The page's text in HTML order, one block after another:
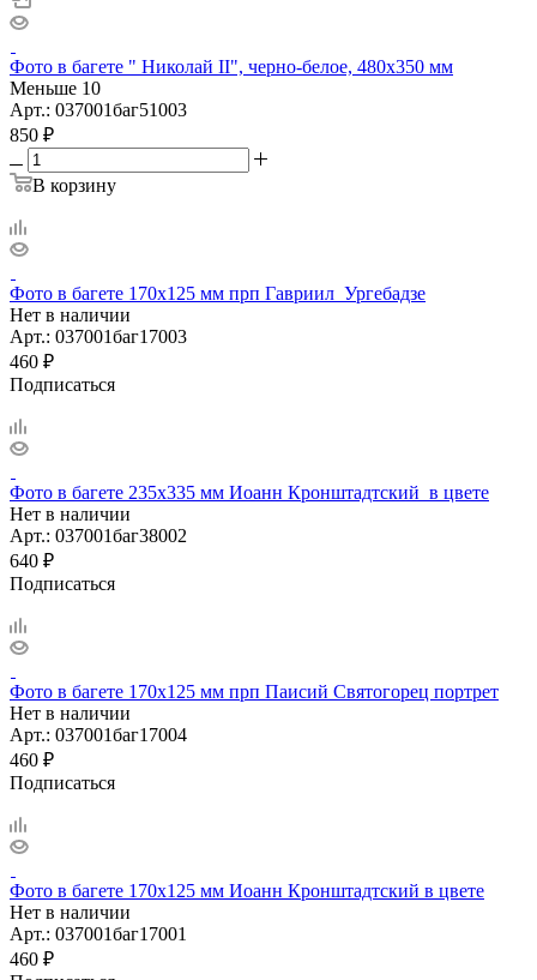
Фото в багете " Николай II", черно-белое, 480х350 мм
Меньше 10
Арт.: 037001баг51003
850 ₽
В корзину
Фото в багете 170х125 мм прп Гавриил_Ургебадзе
Нет в наличии
Арт.: 037001баг17003
460 ₽
Подписаться
Фото в багете 235х335 мм Иоанн Кронштадтский_в цвете
Нет в наличии
Арт.: 037001баг38002
640 ₽
Подписаться
Фото в багете 170х125 мм прп Паисий Святогорец портрет
Нет в наличии
Арт.: 037001баг17004
460 ₽
Подписаться
Фото в багете 170х125 мм Иоанн Кронштадтский в цвете
Нет в наличии
Арт.: 037001баг17001
460 ₽